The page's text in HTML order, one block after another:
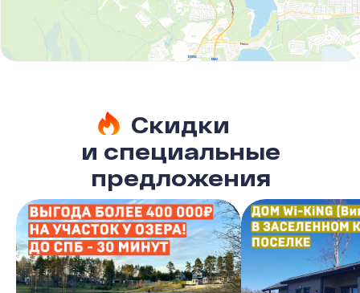
Скидки
и специальные
предложения